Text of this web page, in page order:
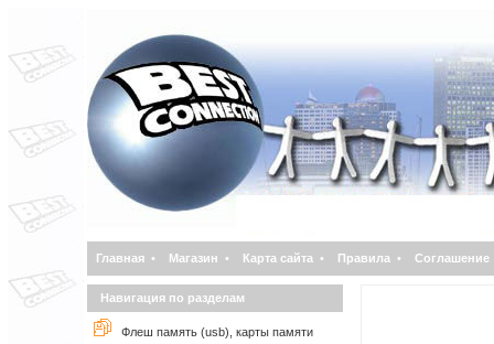
Главная • Магазин • Карта сайта • Правила • Соглашение
Навигация по разделам
Флеш память (usb), карты памяти